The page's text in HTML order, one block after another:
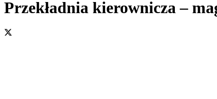
Przekładnia kierownicza –